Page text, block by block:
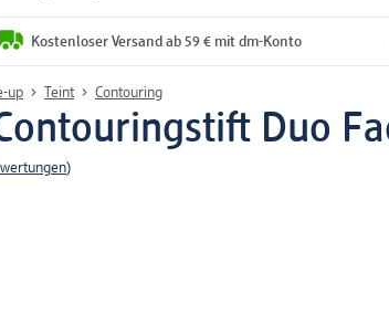
Kostenloser Versand ab 59 € mit dm-Konto
up Teint Contouring
Duo
)